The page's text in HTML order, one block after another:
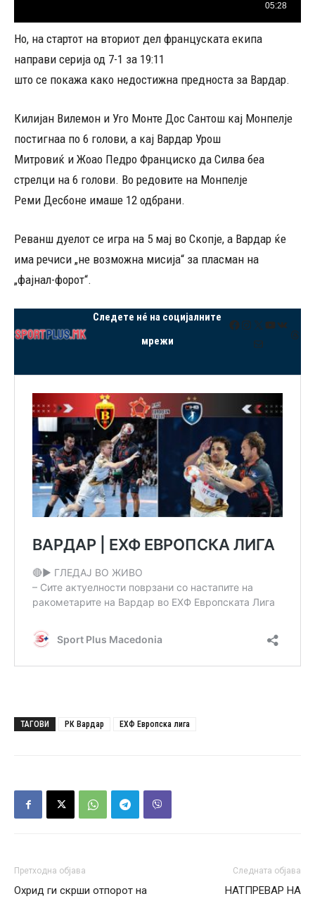
Но, на стартот на вториот дел француската екипа
направи серија од 7-1 за 19:11
што се покажа како недостижна предноста за Вардар.
Килијан Вилемон и Уго Монте Дос Сантош кај Монпелје
постигнаа по 6 голови, а кај Вардар Урош
Митровиќ и Жоао Педро Франциско да Силва беа
стрелци на 6 голови. Во редовите на Монпелје
Реми Десбоне имаше 12 одбрани.
Реванш дуелот се игра на 5 мај во Скопје, а Вардар ќе
има речиси „не возможна мисија“ за пласман на
„фајнал-форот“.
Следете нé на социјалните
мрежи
Facebook
Instagram
X YouTube
VK
Mail
ТАГОВИ РК Вардар ЕХФ Европска лига
Претходна објава
Охрид ги скрши отпорот на
Следната објава
НАТПРЕВАР НА